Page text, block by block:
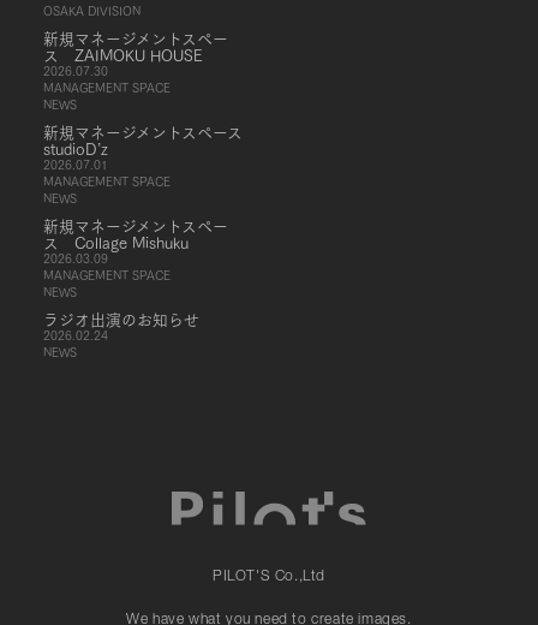
OSAKA DIVISION
新規マネージメントスペー
ス ZAIMOKU HOUSE
2026.07.30
MANAGEMENT SPACE
NEWS
新規マネージメントスペース
studioD’z
2026.07.01
MANAGEMENT SPACE
NEWS
新規マネージメントスペー
ス Collage Mishuku
2026.03.09
MANAGEMENT SPACE
NEWS
ラジオ出演のお知らせ
2026.02.24
NEWS
PILOT'S Co.,Ltd
We have what you need to create images.